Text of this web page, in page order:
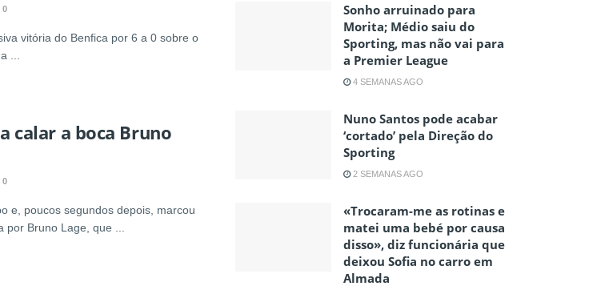
0
vitória do Benfica por 6 a 0 sobre o
...
calar a boca Bruno
0
e, poucos segundos depois, marcou
por Bruno Lage, que ...
Sonho arruinado para
Morita; Médio saiu do
Sporting, mas não vai para
a Premier League
4 SEMANAS AGO
Nuno Santos pode acabar
‘cortado’ pela Direção do
Sporting
2 SEMANAS AGO
«Trocaram-me as rotinas e
matei uma bebé por causa
disso», diz funcionária que
deixou Sofia no carro em
Almada